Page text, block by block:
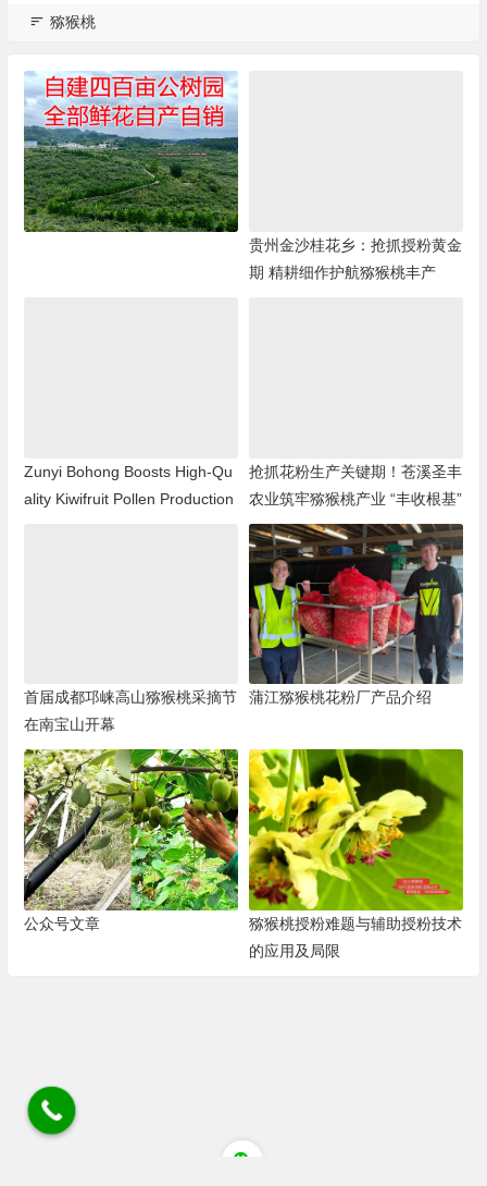
猕猴桃
贵州金沙桂花乡：抢抓授粉黄金
期 精耕细作护航猕猴桃丰产
Zunyi Bohong Boosts High-Qu
ality Kiwifruit Pollen Production
抢抓花粉生产关键期！苍溪圣丰
农业筑牢猕猴桃产业 “丰收根基”
首届成都邛崃高山猕猴桃采摘节
在南宝山开幕
蒲江猕猴桃花粉厂产品介绍
公众号文章
猕猴桃授粉难题与辅助授粉技术
的应用及局限